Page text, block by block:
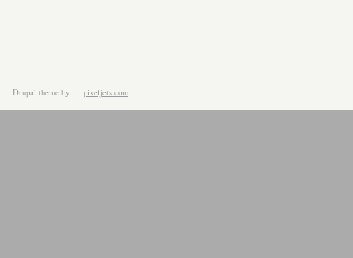
Drupal theme by pixeljets.com